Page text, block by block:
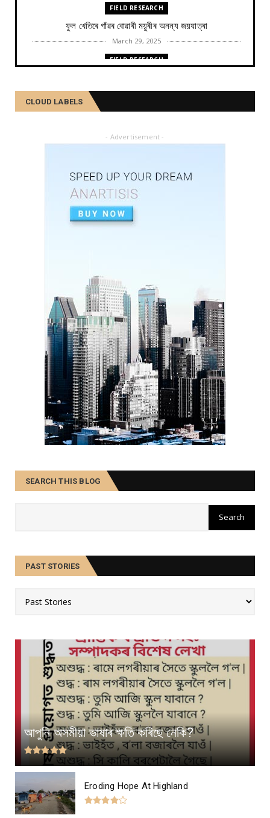
FIELD RESEARCH
ফুল খেতিৰে গাঁৱৰ বোৱাৰী ময়ুৰীৰ অনন্য জয়যাত্ৰা
March 29, 2025
FIELD RESEARCH
February 27, 2025
FIELD RESEARCH
February 04, 2025
একালৰ উগ্ৰপন্থী কবলিত দূৰ্গম গাঁৱৰ পৰা ৰাষ্ট্ৰীয় পৰ্যায়লৈ ময়...
December 26, 2024
SOCIAL
CLOUD LABELS
- Advertisement -
SEARCH THIS BLOG
PAST STORIES
আপুনি অসমীয়া ভাষাৰ ক্ষতি কৰিছে নেকি?
Eroding Hope At Highland